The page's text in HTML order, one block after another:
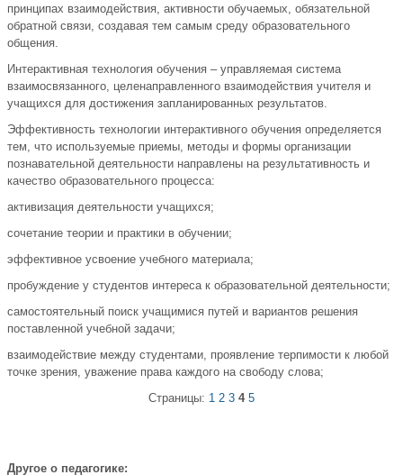
принципах взаимодействия, активности обучаемых, обязательной
обратной связи, создавая тем самым среду образовательного
общения.
Интерактивная технология обучения – управляемая система
взаимосвязанного, целенаправленного взаимодействия учителя и
учащихся для достижения запланированных результатов.
Эффективность технологии интерактивного обучения определяется
тем, что используемые приемы, методы и формы организации
познавательной деятельности направлены на результативность и
качество образовательного процесса:
активизация деятельности учащихся;
сочетание теории и практики в обучении;
эффективное усвоение учебного материала;
пробуждение у студентов интереса к образовательной деятельности;
самостоятельный поиск учащимися путей и вариантов решения
поставленной учебной задачи;
взаимодействие между студентами, проявление терпимости к любой
точке зрения, уважение права каждого на свободу слова;
Страницы: 1 2 3 4 5
Другое о педагогике: